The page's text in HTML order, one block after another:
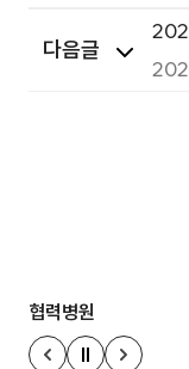
다음글
협력병원
정지